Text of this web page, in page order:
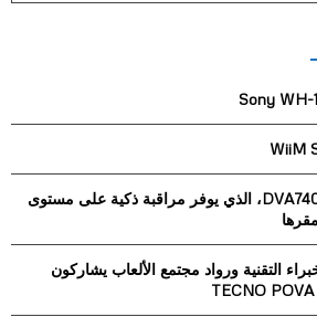
C
H
أطلقت Synology جهاز DVA7400، الذي يوفر مراقبة ذكية على مستوى
التقنية ورواد مجتمع الألعاب يشاركون